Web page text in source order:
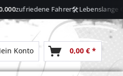
Fahrer🛠️Lebenslange
Konto 0,00 € *